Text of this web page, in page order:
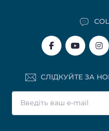
СЛІДКУЙТЕ ЗА